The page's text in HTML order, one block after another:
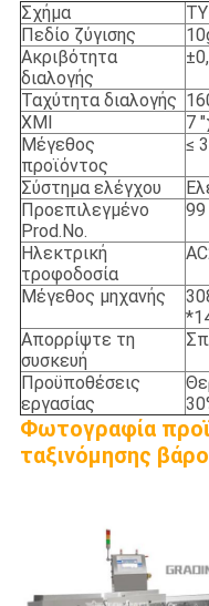
Σχήμα
Πεδίο ζύγισης
Ακριβότητα
διαλογής
Ταχύτητα διαλογής
ΧΜΙ
7
Μέγεθος
προϊόντος
≤
Σύστημα ελέγχου
Προεπιλεγμένο
Prod.No.
99
Ηλεκτρική
τροφοδοσία
Μέγεθος μηχανής
Απορρίψτε τη
συσκευή
Προϋποθέσεις
εργασίας
Φωτογραφία
ταξινόμησης